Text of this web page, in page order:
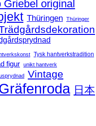
Griebel original
Thüringen Thüringer
Tysk hantverkstradition
figur unikt hantverk
Vintage
日本